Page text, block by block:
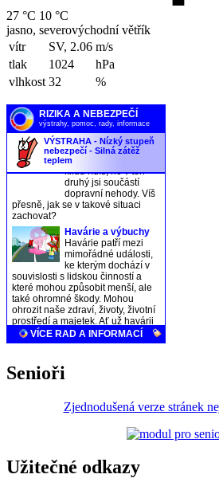
27 °C 10 °C
jasno, severovýchodní větřík
vítr
SV, 2.06 m/s
tlak
1024
hPa
vlhkost 32 %
Senioři
Zjednodušená verze stránek
Užitečné odkazy